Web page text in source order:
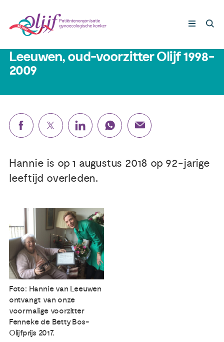
Agenda
Publicaties
Ervaringsdeskundigheid
Over ons
Contact
Gynaecologische kankers
Lotgenoten
Leven met/na kanker
8 augustus 2018
Leeuwen, oud-voorzitter Olijf 1998-
2009
Hannie is op 1 augustus 2018 op 92-jarige
leeftijd overleden.
Foto: Hannie van Leeuwen
ontvangt van onze
voormalige voorzitter
Fenneke de Betty Bos-
Olijfprijs 2017.